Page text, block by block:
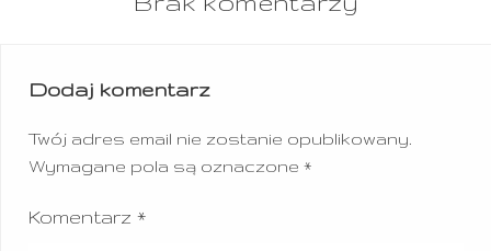
Dodaj komentarz
Twój adres email nie zostanie opublikowany.
Wymagane pola są oznaczone *
Komentarz *